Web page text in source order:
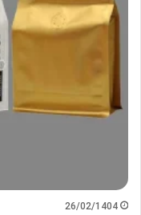
26/02/1404